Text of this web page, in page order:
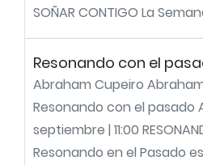
SOÑAR CONTIGO La
Resonando con el
Abraham Cupeiro
Resonando con el pasado
septiembre | 11:00
Resonando en el Pasado